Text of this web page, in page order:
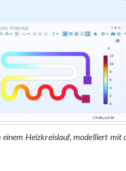
Heizkreislauf, modelliert